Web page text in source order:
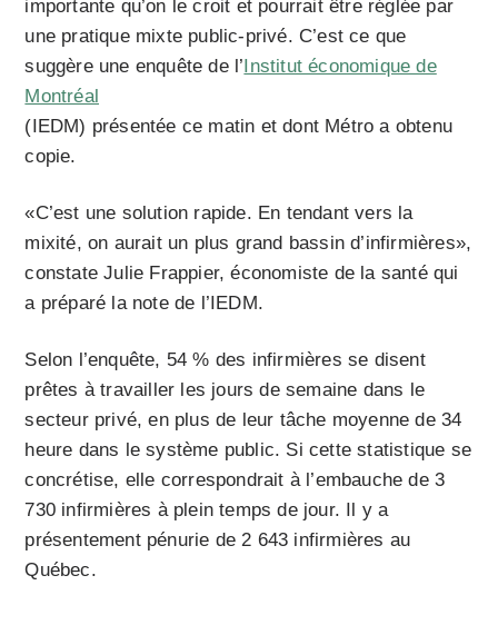
importante qu’on le croit et pourrait être réglée par
une pratique mixte public-privé. C’est ce que
suggère une enquête de l’Institut économique de
Montréal
(IEDM) présentée ce matin et dont Métro a obtenu
copie.
«C’est une solution rapide. En tendant vers la
mixité, on aurait un plus grand bassin d’infirmières»,
constate Julie Frappier, économiste de la santé qui
a préparé la note de l’IEDM.
Selon l’enquête, 54 % des infirmières se disent
prêtes à travailler les jours de semaine dans le
secteur privé, en plus de leur tâche moyenne de 34
heure dans le système public. Si cette statistique se
concrétise, elle correspondrait à l’embauche de 3
730 infirmières à plein temps de jour. Il y a
présentement pénurie de 2 643 infirmières au
Québec.